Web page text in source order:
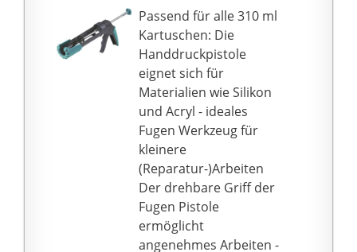
wodurch der
Dichtungsfluss
gestoppt wird
Measures 33.2 x 18.5 x
5.84 cm
Wenn der Abzug zu hart
zum
Zusammendrücken
wird, kann das
Dichtmittel im Inneren
getrocknet werden.
Drücken Sie nicht
gewaltsam auf den
Passend für alle 310 ml
Kartuschen: Die
Handdruckpistole
eignet sich für
Materialien wie Silikon
und Acryl - ideales
Fugen Werkzeug für
kleinere
(Reparatur-)Arbeiten
Der drehbare Griff der
Fugen Pistole
ermöglicht
angenehmes Arbeiten -